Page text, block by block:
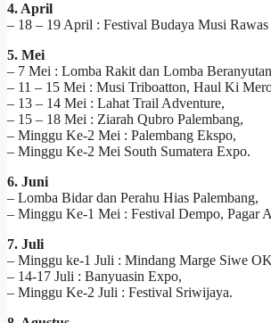
4. April
– 18 – 19 April : Festival Budaya Musi Rawas
5. Mei
– 7 Mei : Lomba Rakit dan Lomba
– 11 – 15 Mei : Musi Triboatton, Haul Ki
– 13 – 14 Mei : Lahat Trail Adventure,
– 15 – 18 Mei : Ziarah Qubro Palembang,
– Minggu Ke-2 Mei : Palembang Ekspo,
– Minggu Ke-2 Mei South Sumatera Expo.
6. Juni
– Lomba Bidar dan Perahu Hias Palembang,
– Minggu Ke-1 Mei : Festival Dempo, Pagar
7. Juli
– Minggu ke-1 Juli : Mindang Marge Siwe
– 14-17 Juli : Banyuasin Expo,
– Minggu Ke-2 Juli : Festival Sriwijaya.